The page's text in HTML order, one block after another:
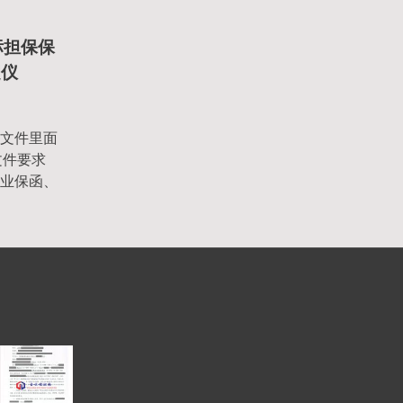
保保
件里面
要求
保函、